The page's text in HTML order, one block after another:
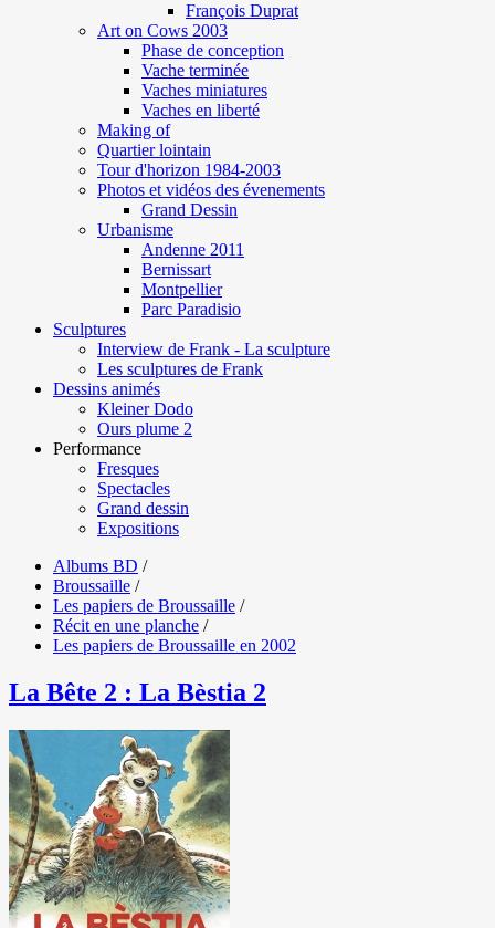
François Duprat
Art on Cows 2003
Phase de conception
Vache terminée
Vaches miniatures
Vaches en liberté
Making of
Quartier lointain
Tour d'horizon 1984-2003
Photos et vidéos des évenements
Grand Dessin
Urbanisme
Andenne 2011
Bernissart
Montpellier
Parc Paradisio
Sculptures
Interview de Frank - La sculpture
Les sculptures de Frank
Dessins animés
Kleiner Dodo
Ours plume 2
Performance
Fresques
Spectacles
Grand dessin
Expositions
Albums BD /
Broussaille /
Les papiers de Broussaille /
Récit en une planche /
Les papiers de Broussaille en 2002
La Bête 2 : La Bèstia 2